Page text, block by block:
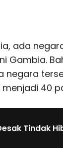
ada
Gambia.
negara
menjadi 40
Tindak